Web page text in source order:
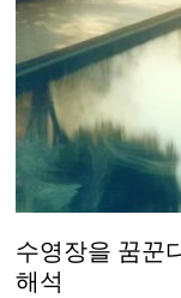
수영장을 꿈꾼
해석